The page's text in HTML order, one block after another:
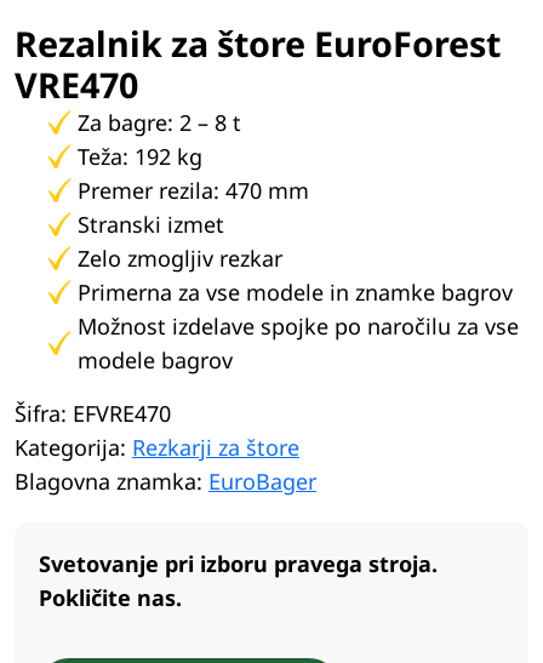
Rezalnik za štore EuroForest
VRE470
Za bagre: 2 – 8 t
Teža: 192 kg
Premer rezila: 470 mm
Stranski izmet
Zelo zmogljiv rezkar
Primerna za vse modele in znamke bagrov
Možnost izdelave spojke po naročilu za vse
modele bagrov
Šifra: EFVRE470
Kategorija: Rezkarji za štore
Blagovna znamka: EuroBager
Svetovanje pri izboru pravega stroja.
Pokličite nas.